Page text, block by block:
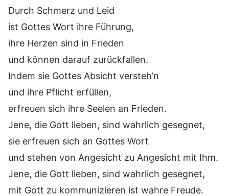
Durch Schmerz und Leid
ist Gottes Wort ihre Führung,
ihre Herzen sind in Frieden
und können darauf zurückfallen.
Indem sie Gottes Absicht versteh’n
und ihre Pflicht erfüllen,
erfreuen sich ihre Seelen an Frieden.
Jene, die Gott lieben, sind wahrlich gesegnet,
sie erfreuen sich an Gottes Wort
und stehen von Angesicht zu Angesicht mit Ihm.
Jene, die Gott lieben, sind wahrlich gesegnet,
mit Gott zu kommunizieren ist wahre Freude.